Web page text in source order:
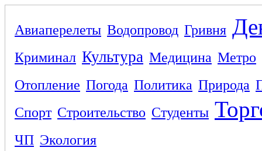
Авиаперелеты Водопровод Гривня
Криминал Культура Медицина Метро
Отопление Погода Политика Природа
Спорт Строительство Студенты
ЧП Экология